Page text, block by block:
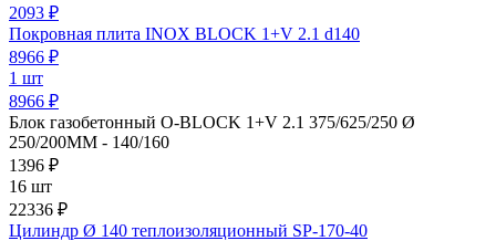
2093 ₽
Покровная плита INOX BLOCK 1+V 2.1 d140
8966 ₽
1 шт
8966 ₽
Блок газобетонный O-BLOCK 1+V 2.1 375/625/250 Ø
250/200ММ - 140/160
1396 ₽
16 шт
22336 ₽
Цилиндр Ø 140 теплоизоляционный SP-170-40